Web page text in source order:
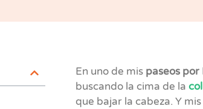
En uno de mis paseos por
buscando la cima de la
que bajar la cabeza. Y